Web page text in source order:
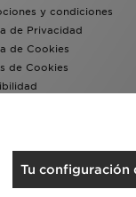
y condiciones
de Privacidad
de Cookies
de Cookies
Tu configuración